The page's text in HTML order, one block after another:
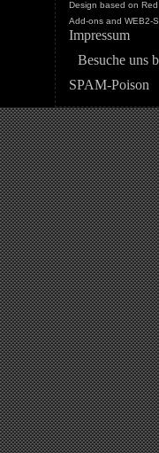
Design based on
Add-ons and WEB2-
Impressum
Besuche uns
SPAM-Poison